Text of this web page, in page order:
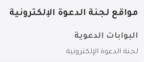
مواقع لجنة الدعوة الإلكترونية
البوابات الدعوية
لجنة الدعوة الإلكترونية